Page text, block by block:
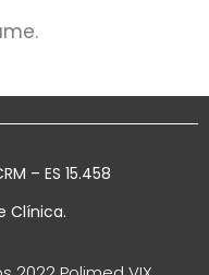
– ES 15.458
Clínica.